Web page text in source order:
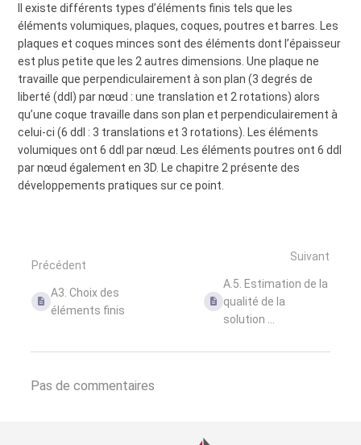
Il existe différents types d’éléments finis tels que les
éléments volumiques, plaques, coques, poutres et barres. Les
plaques et coques minces sont des éléments dont l’épaisseur
est plus petite que les 2 autres dimensions. Une plaque ne
travaille que perpendiculairement à son plan (3 degrés de
liberté (ddl) par nœud : une translation et 2 rotations) alors
qu’une coque travaille dans son plan et perpendiculairement à
celui-ci (6 ddl : 3 translations et 3 rotations). Les éléments
volumiques ont 6 ddl par nœud. Les éléments poutres ont 6 ddl
par nœud également en 3D. Le chapitre 2 présente des
développements pratiques sur ce point.
Précédent
A3. Choix des
éléments finis
Suivant
A.5. Estimation de la
qualité de la
solution ...
Pas de commentaires